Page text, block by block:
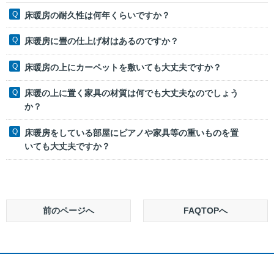
床暖房の耐久性は何年くらいですか？
床暖房に畳の仕上げ材はあるのですか？
床暖房の上にカーペットを敷いても大丈夫ですか？
床暖の上に置く家具の材質は何でも大丈夫なのでしょう
か？
床暖房をしている部屋にピアノや家具等の重いものを置
いても大丈夫ですか？
前のページへ FAQTOPへ